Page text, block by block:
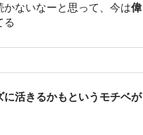
ないなーと思って、今は偉
る
に活きるかもというモチベが